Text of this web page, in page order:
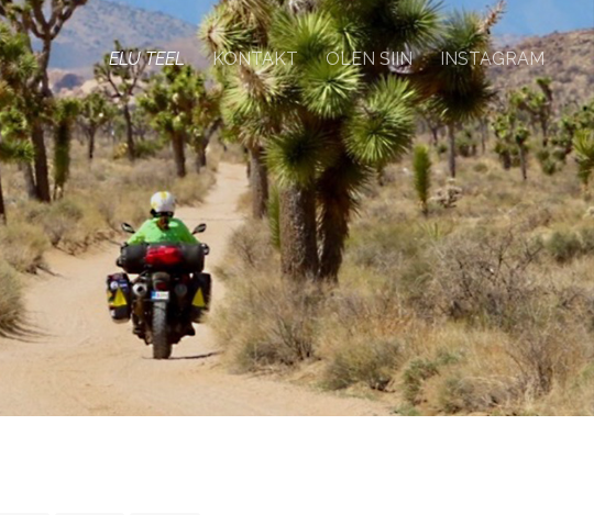
ELU TEEL KONTAKT OLEN SIIN INSTAGRAM